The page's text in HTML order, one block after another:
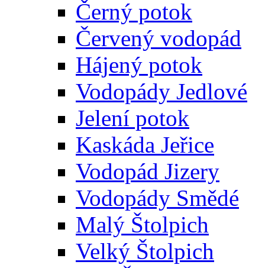
Černý potok
Červený vodopád
Hájený potok
Vodopády Jedlové
Jelení potok
Kaskáda Jeřice
Vodopád Jizery
Vodopády Smědé
Malý Štolpich
Velký Štolpich